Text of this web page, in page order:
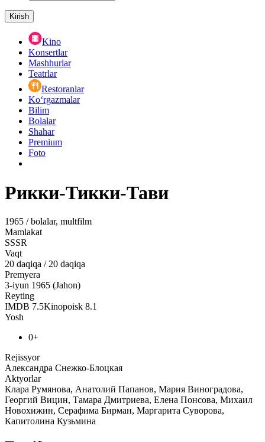
Kirish
Kino
Konsertlar
Mashhurlar
Teatrlar
Restoranlar
Ko‘rgazmalar
Bilim
Bolalar
Shahar
Premium
Foto
Рикки-Тикки-Тави
1965 / bolalar, multfilm
Mamlakat
SSSR
Vaqt
20 daqiqa / 20 daqiqa
Premyera
3-iyun 1965 (Jahon)
Reyting
IMDB 7.5Kinopoisk 8.1
Yosh
0+
Rejissyor
Александра Снежко-Блоцкая
Aktyorlar
Клара Румянова, Анатолий Папанов, Мария Виноградова,
Георгий Вицин, Тамара Дмитриева, Елена Понсова, Михаил
Новохижин, Серафима Бирман, Маргарита Суворова,
Капитолина Кузьмина